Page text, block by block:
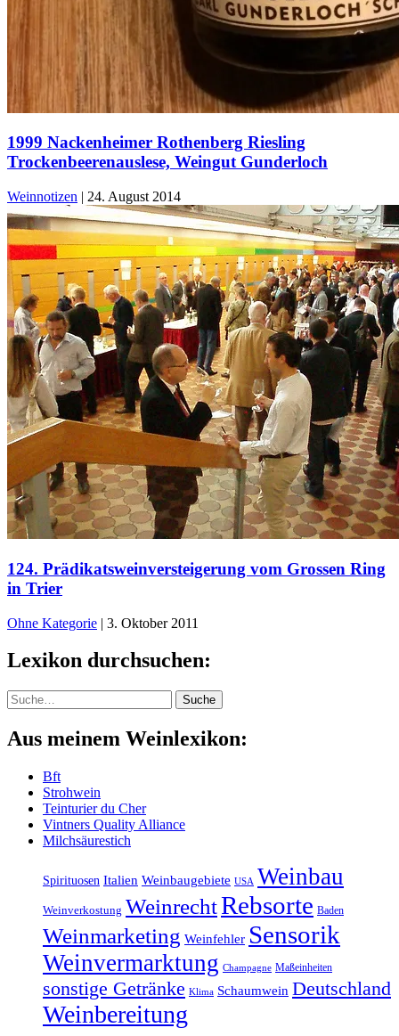
1999 Nackenheimer Rothenberg Riesling
Trockenbeerenauslese, Weingut Gunderloch
Weinnotizen | 24. August 2014
124. Prädikatsweinversteigerung vom Grossen Ring
in Trier
Ohne Kategorie | 3. Oktober 2011
Lexikon durchsuchen:
Suche Suche
Aus meinem Weinlexikon:
Bft
Strohwein
Teinturier du Cher
Vintners Quality Alliance
Milchsäurestich
Spirituosen Italien Weinbaugebiete USA Weinbau
Weinverkostung WeinrechtRebsorte Baden
Weinmarketing Weinfehler Sensorik
Weinvermarktung Champagne Maßeinheiten
sonstige Getränke Klima Schaumwein Deutschland
Weinbereitung